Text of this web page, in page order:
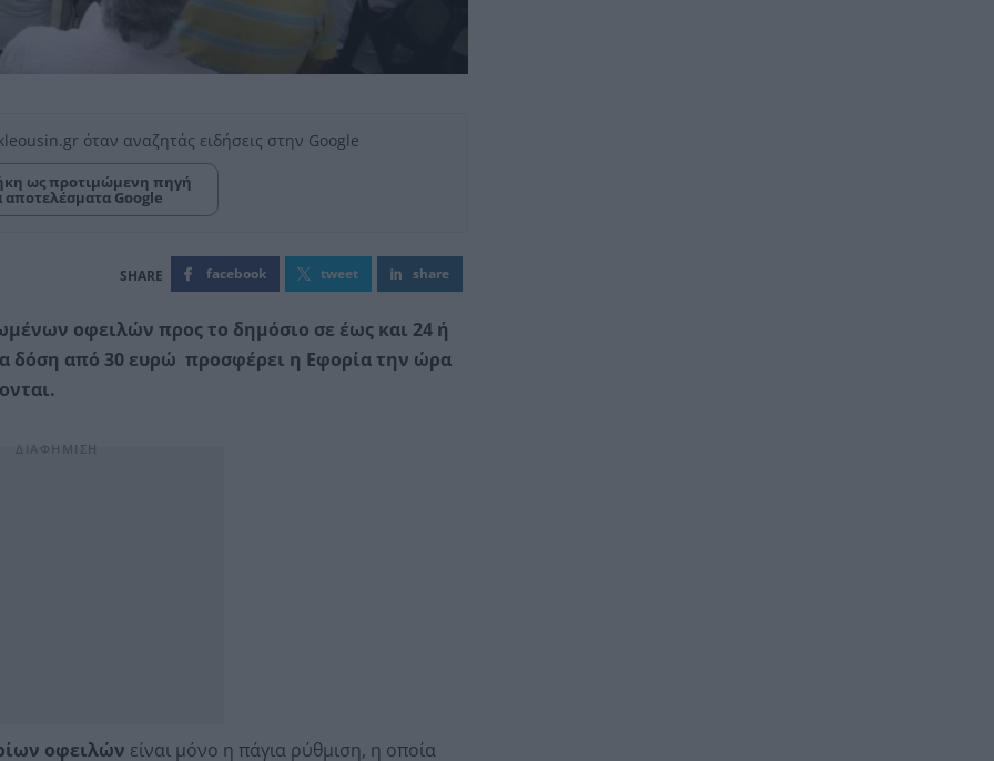
όταν αναζητάς ειδήσεις στην Google
ως προτιμώμενη πηγή
αποτελέσματα Google
facebook tweet share
οφειλών προς το δημόσιο σε έως και 24 ή
δόση από 30 ευρώ προσφέρει η Εφορία την ώρα
οφειλών είναι μόνο η πάγια ρύθμιση, η οποία